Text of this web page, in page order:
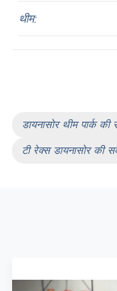
थीम:
डायनासोर थीम पार्क की
टी रेक्स डायनासोर की